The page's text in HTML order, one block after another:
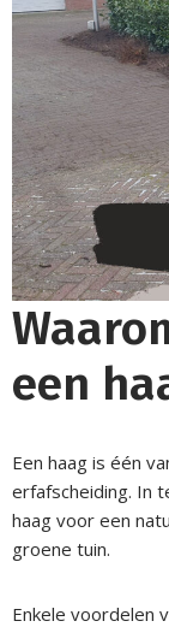
een
Een haag is één
erfafscheiding. In
haag voor een
groene tuin.
Enkele voordelen